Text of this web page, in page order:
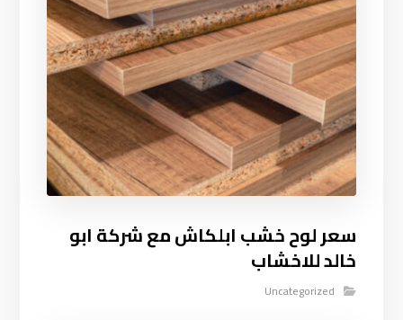
سعر لوح خشب ابلكاش مع شركة ابو
خالد للاخشاب
Uncategorized